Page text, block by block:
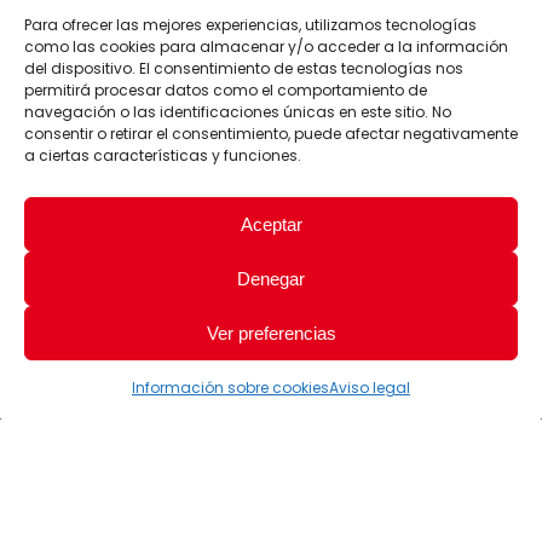
Para ofrecer las mejores experiencias, utilizamos tecnologías
como las cookies para almacenar y/o acceder a la información
del dispositivo. El consentimiento de estas tecnologías nos
permitirá procesar datos como el comportamiento de
navegación o las identificaciones únicas en este sitio. No
consentir o retirar el consentimiento, puede afectar negativamente
a ciertas características y funciones.
Aceptar
Denegar
Ver preferencias
Información sobre cookiesAviso legal